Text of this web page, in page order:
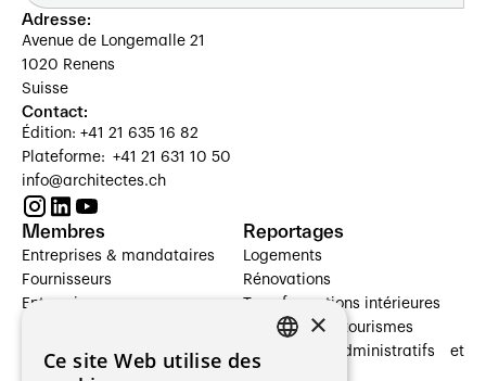
Adresse:
Avenue de Longemalle 21
1020 Renens
Suisse
Contact:
Édition: +41 21 635 16 82
Plateforme: +41 21 631 10 50
info@architectes.ch
Membres
Entreprises & mandataires
Fournisseurs
Entreprises
Architectes paysagistes
Architectes d'intérieur
Reportages
Logements
Rénovations
Transformations intérieures
Hôtelleries et tourismes
Bâtiments administratifs et
×
Ce site Web utilise des